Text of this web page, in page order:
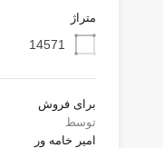
متراژ
14571
برای فروش
توسط
امیر خامه ور